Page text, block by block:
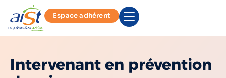
Espace adhérent
Intervenant en prévention